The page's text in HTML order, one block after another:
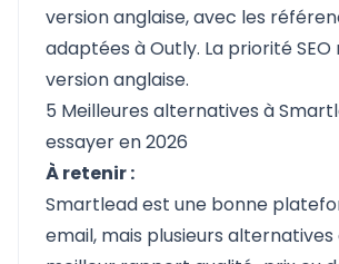
version anglaise, avec les
adaptées à Outly. La priorité
version anglaise.
5 Meilleures alternatives à
essayer en 2026
À retenir :
Smartlead est une bonne
email, mais plusieurs